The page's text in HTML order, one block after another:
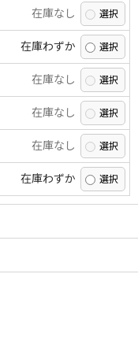
在庫なし
在庫わずか
在庫なし
在庫なし
在庫なし
在庫わずか